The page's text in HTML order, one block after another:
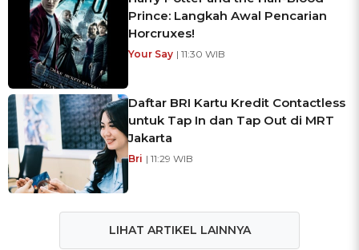
Prince: Langkah Awal Pencarian
Horcruxes!
Your Say | 11:30 WIB
Daftar BRI Kartu Kredit Contactless
untuk Tap In dan Tap Out di MRT
Jakarta
Bri | 11:29 WIB
LIHAT ARTIKEL LAINNYA